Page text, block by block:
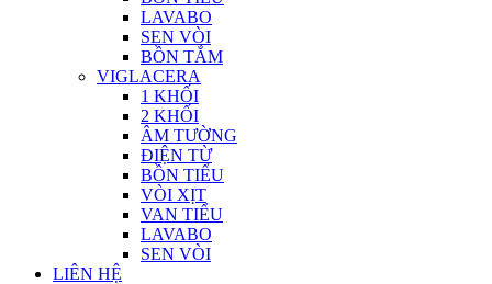
LAVABO
SEN VÒI
BỒN TẮM
VIGLACERA
1 KHỐI
2 KHỐI
ÂM TƯỜNG
ĐIỆN TỪ
BỒN TIỂU
VÒI XỊT
VAN TIỂU
LAVABO
SEN VÒI
LIÊN HỆ